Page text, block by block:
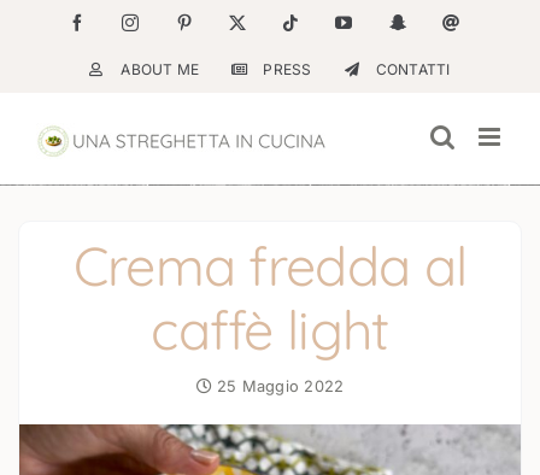
contenuto
FacebookInstagramPinterest Tiktok YouTubeSnapchatEmail
ABOUT ME PRESS CONTATTI
Crema fredda al
caffè light
25 Maggio 2022